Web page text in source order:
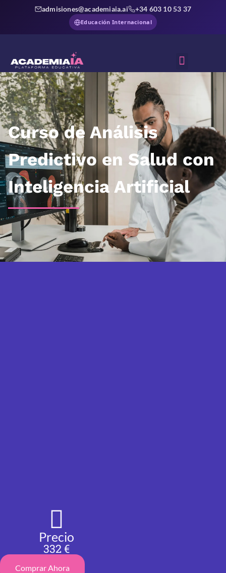
admisiones@academiaia.ai +34 603 10 53 37
Educación Internacional
Curso de Análisis
Predictivo en Salud con
Inteligencia Artificial
Precio
332 €
Comprar Ahora